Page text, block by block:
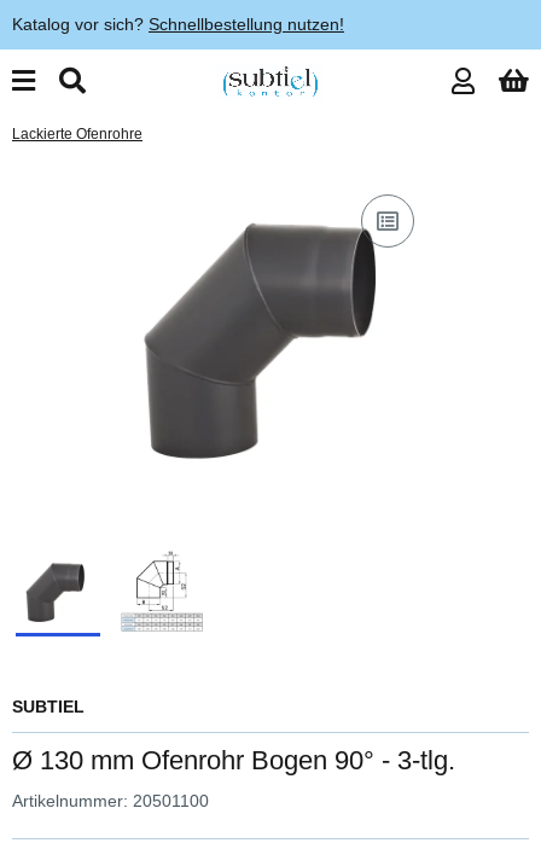
Katalog vor sich? Schnellbestellung nutzen!
Lackierte Ofenrohre
SUBTIEL
Ø 130 mm Ofenrohr Bogen 90° - 3-tlg.
Artikelnummer: 20501100